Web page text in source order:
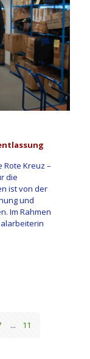
Rote Kreuz –
die
ist von der
und
Im Rahmen
... 11